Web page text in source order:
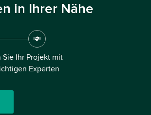
in Ihrer Nähe
Sie Ihr Projekt mit
Experten